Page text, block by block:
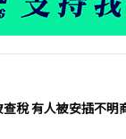
稅 有人被安插不明